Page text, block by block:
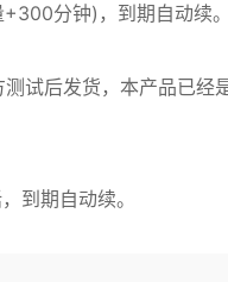
分钟)，到期自动续
试后发货，本产品已经
到期自动续。